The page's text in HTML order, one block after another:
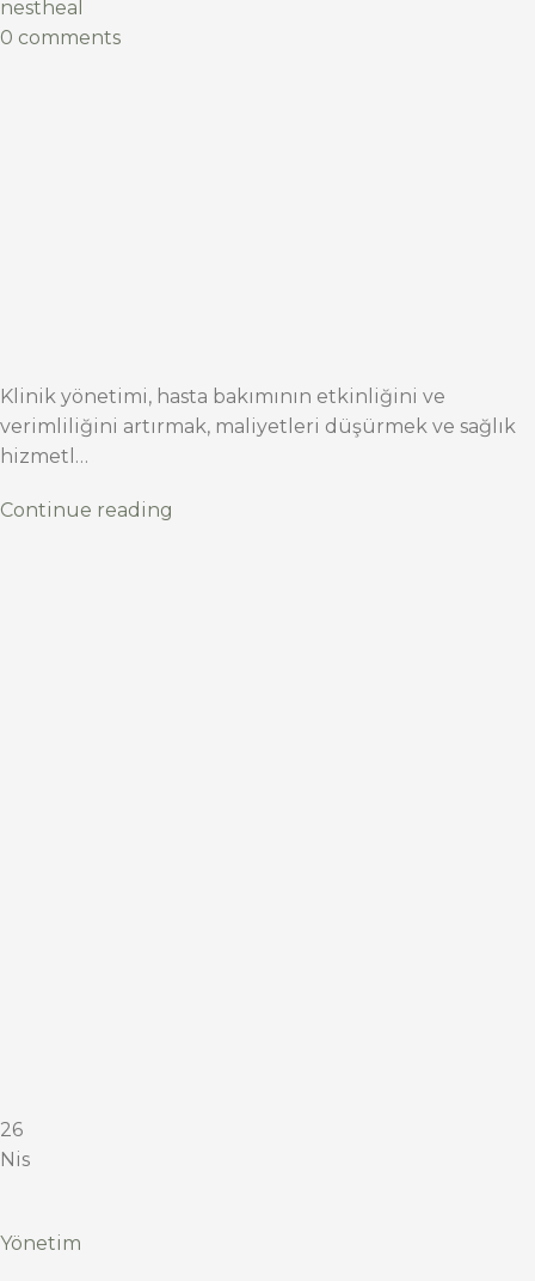
nestheal
0 comments
Klinik yönetimi, hasta bakımının etkinliğini ve
verimliliğini artırmak, maliyetleri düşürmek ve sağlık
hizmetl…
Continue reading
26
Nis
Yönetim